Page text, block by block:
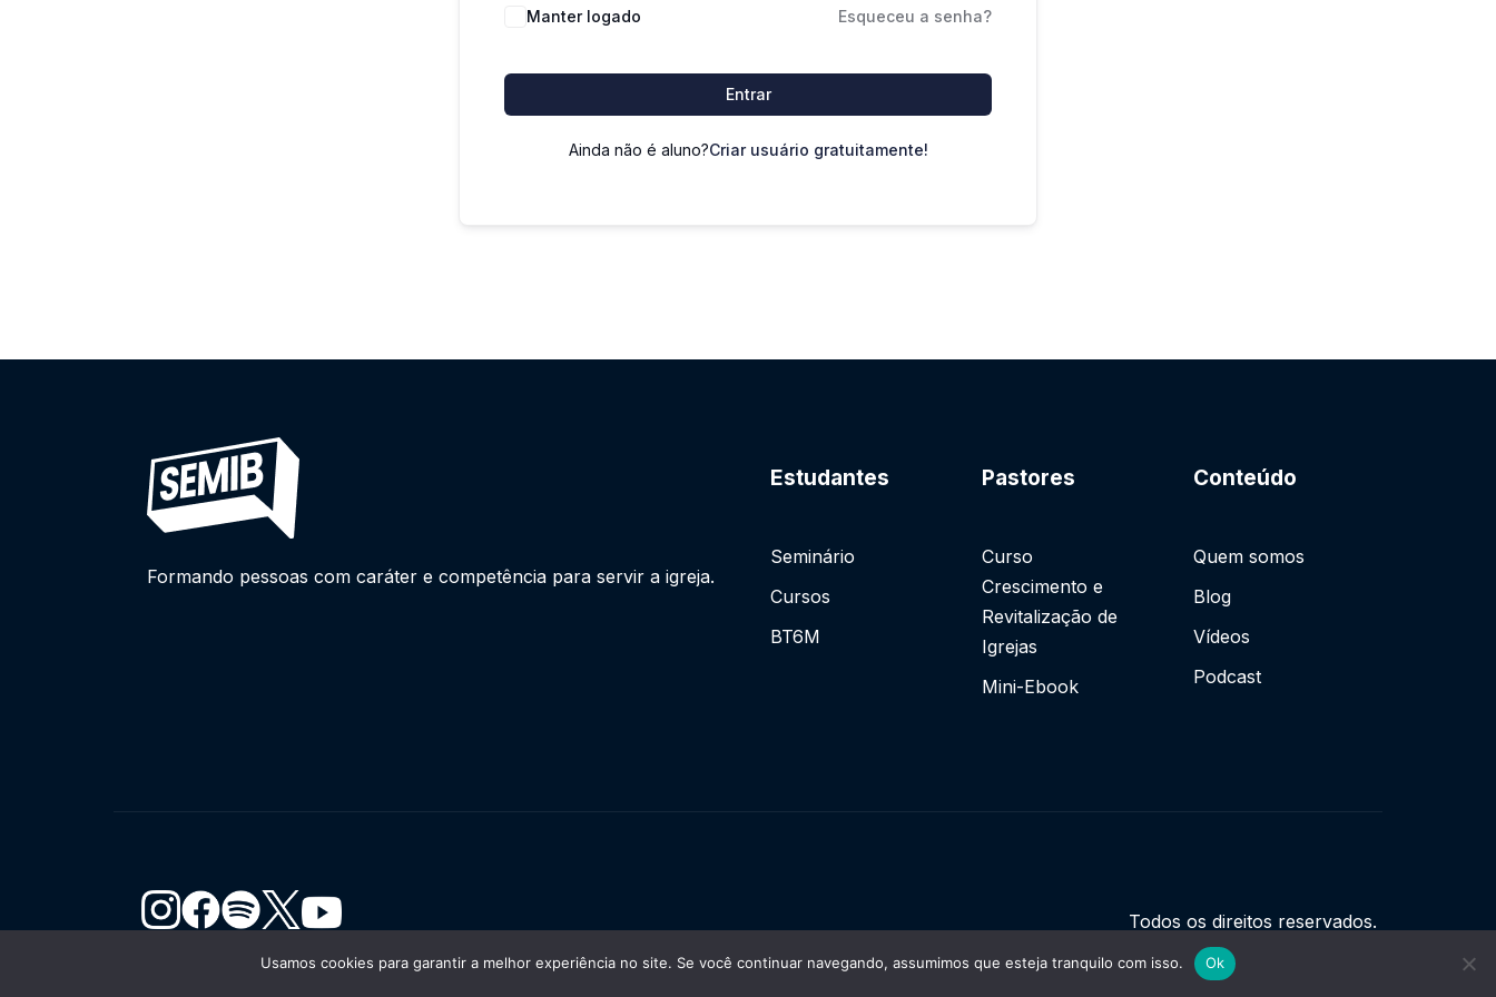
Manter logado Esqueceu a senha?
Entrar
Ainda não é aluno?Criar usuário gratuitamente!
Formando pessoas com caráter e competência para servir a igreja.
Estudantes
Seminário
Cursos
BT6M
Pastores
Curso
Crescimento e
Revitalização de
Igrejas
Mini-Ebook
Conteúdo
Quem somos
Blog
Vídeos
Podcast
Todos os direitos reservados.
Usamos cookies para garantir a melhor experiência no site. Se você continuar navegando, assumimos que esteja tranquilo com isso. Ok